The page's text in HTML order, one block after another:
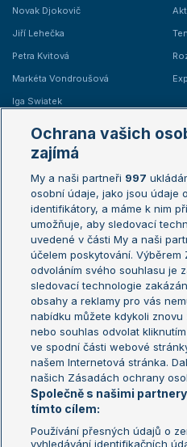
Novak Djokovič
Jiří Lehečka
Petra Kvitová
Markéta Vondroušová
Iga Swiatek
Žebříčky
Žebříček ATP (muži)
Žebříček WTA (ženy)
Sázkařský žebříček
Aktualní trendy
Fotbalové přestupy
Livesport Daily
LS Prague Open
Ochrana vašich
zajímá
My a naši partneři 997
osobní údaje, jako jsou údaje
identifikátory, a máme k nim
umožňuje, aby sledovací
uvedené v části My a naši
účelem poskytování. Výběrem
odvoláním svého souhlasu je
sledovací technologie
obsahy a reklamy pro vás
nabídku můžete kdykoli
nebo souhlas odvolat
ve spodní části webové
našem Internetová stránka.
našich Zásadách ochrany
Společně s našimi
tímto cílem:
Používání přesných údajů o
vyhledávání identifikačních